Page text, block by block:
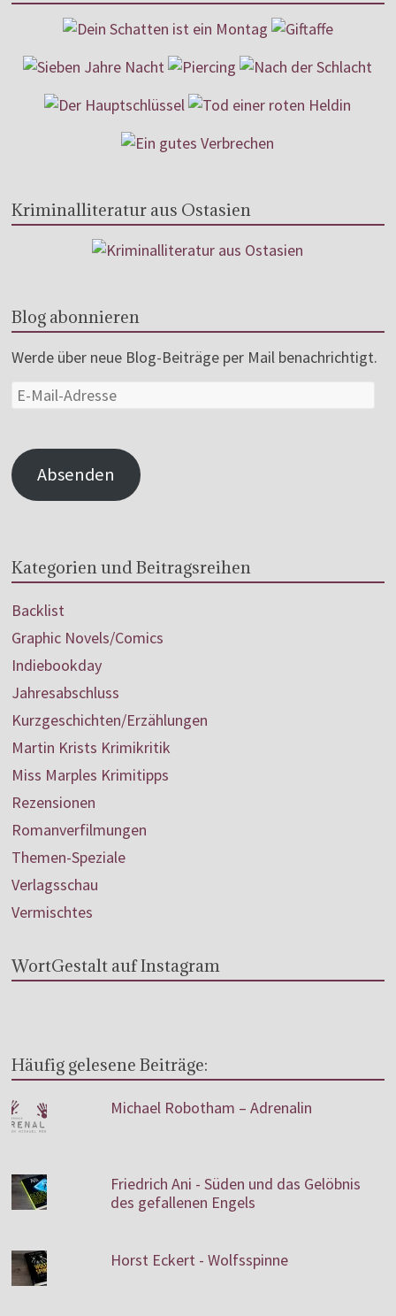
Kriminalliteratur aus Ostasien
Blog abonnieren
Werde über neue Blog-Beiträge per Mail benachrichtigt.
Absenden
Kategorien und Beitragsreihen
Backlist
Graphic Novels/Comics
Indiebookday
Jahresabschluss
Kurzgeschichten/Erzählungen
Martin Krists Krimikritik
Miss Marples Krimitipps
Rezensionen
Romanverfilmungen
Themen-Speziale
Verlagsschau
Vermischtes
WortGestalt auf Instagram
Häufig gelesene Beiträge:
Michael Robotham – Adrenalin
Friedrich Ani - Süden und das Gelöbnis
des gefallenen Engels
Horst Eckert - Wolfsspinne